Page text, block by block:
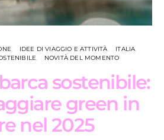
IDEE DI VIAGGIO E ATTIVITÀ
ITALIA
NOVITÀ DEL MOMENTO
sostenibile:
green in
nel 2025